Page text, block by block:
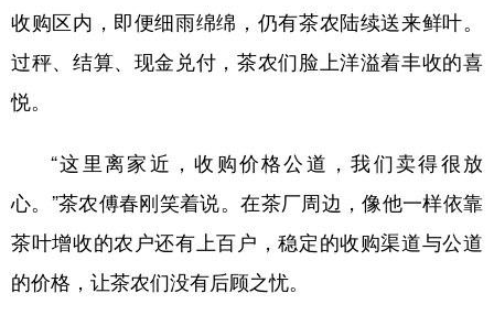
Русский язык 日本語 한국어
Deutsch Português
收购区内，即便细雨绵绵，仍有茶农陆续送来鲜叶。
过秤、结算、现金兑付，茶农们脸上洋溢着丰收的喜
悦。
“这里离家近，收购价格公道，我们卖得很放
心。”茶农傅春刚笑着说。在茶厂周边，像他一样依靠
茶叶增收的农户还有上百户，稳定的收购渠道与公道
的价格，让茶农们没有后顾之忧。